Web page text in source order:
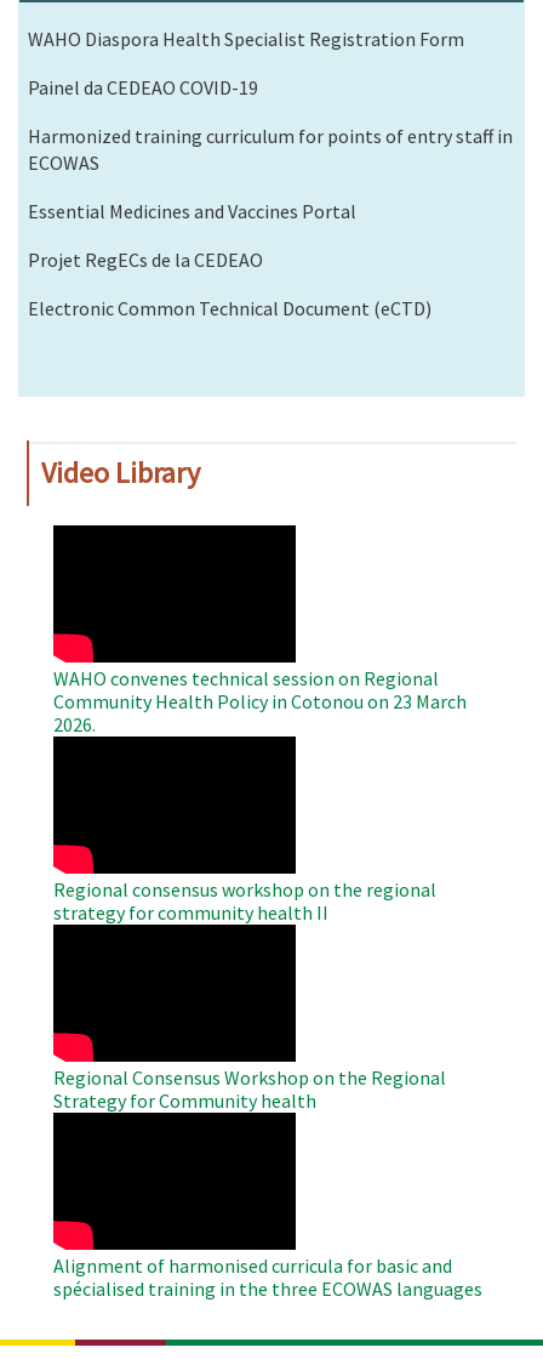
WAHO Diaspora Health Specialist Registration Form
Painel da CEDEAO COVID-19
Harmonized training curriculum for points of entry staff in
ECOWAS
Essential Medicines and Vaccines Portal
Projet RegECs de la CEDEAO
Electronic Common Technical Document (eCTD)
Video Library
WAHO convenes technical session on Regional
Community Health Policy in Cotonou on 23 March
2026.
Regional consensus workshop on the regional
strategy for community health II
Regional Consensus Workshop on the Regional
Strategy for Community health
Alignment of harmonised curricula for basic and
spécialised training in the three ECOWAS languages